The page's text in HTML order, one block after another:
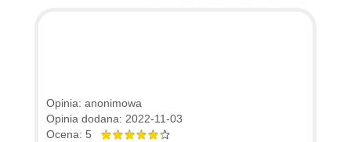
Opinia: anonimowa
Opinia dodana: 2022-11-03
Ocena: 5